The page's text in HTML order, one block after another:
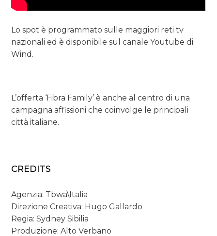
Lo spot è programmato sulle maggiori reti tv
nazionali ed è disponibile sul canale Youtube di
Wind.
L’offerta ‘Fibra Family’ è anche al centro di una
campagna affissioni che coinvolge le principali
città italiane.
CREDITS
Agenzia: Tbwa\Italia
Direzione Creativa: Hugo Gallardo
Regia: Sydney Sibilia
Produzione: Alto Verbano